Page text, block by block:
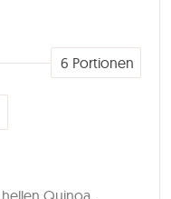
6 Portionen